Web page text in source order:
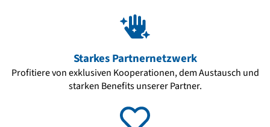
Starkes Partnernetzwerk
Profitiere von exklusiven Kooperationen, dem Austausch und
starken Benefits unserer Partner.